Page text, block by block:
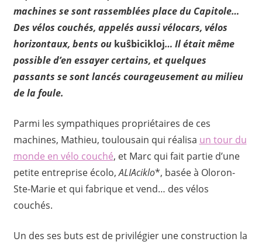
machines se sont rassemblées place du Capitole…
Des vélos couchés, appelés aussi vélocars, vélos
horizontaux, bents ou kuŝbicikloj… Il était même
possible d’en essayer certains, et quelques
passants se sont lancés courageusement au milieu
de la foule.
Parmi les sympathiques propriétaires de ces
machines, Mathieu, toulousain qui réalisa un tour du
monde en vélo couché, et Marc qui fait partie d’une
petite entreprise écolo,ALIAciklo*, basée à Oloron-
Ste-Marie et qui fabrique et vend… des vélos
couchés.
Un des ses buts est de privilégier une construction la